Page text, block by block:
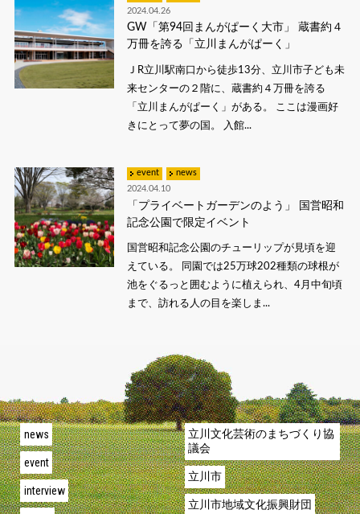
2024.04.26
GW「第94回まんがぱーく大市」 蔵書約４
万冊を誇る「立川まんがぱーく」
ＪR立川駅南口から徒歩13分、立川市子ども未
来センターの２階に、蔵書約４万冊を誇る
「立川まんがぱーく」がある。 ここは漫画好
きにとって夢の国。 入館...
event
news
2024.04.10
「プライベートガーデンのよう」 国営昭和
記念公園で限定イベント
国営昭和記念公園のチューリップが見頃を迎
えている。 同園では25万球202種類の球根が
池をぐるっと囲むように植えられ、4月中旬頃
まで、訪れる人の目を楽しま...
news
event
interview
立川文化芸術のまちづくり協
議会
立川市
立川市地域文化振興財団